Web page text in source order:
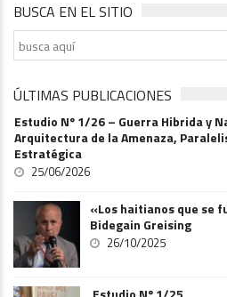
BUSCA EN EL SITIO
ÚLTIMAS PUBLICACIONES
Estudio Nº 1/26 – Guerra Hibrida y
Arquitectura de la Amenaza,
Estratégica
25/06/2026
«Los haitianos que se
Bidegain Greising
26/10/2025